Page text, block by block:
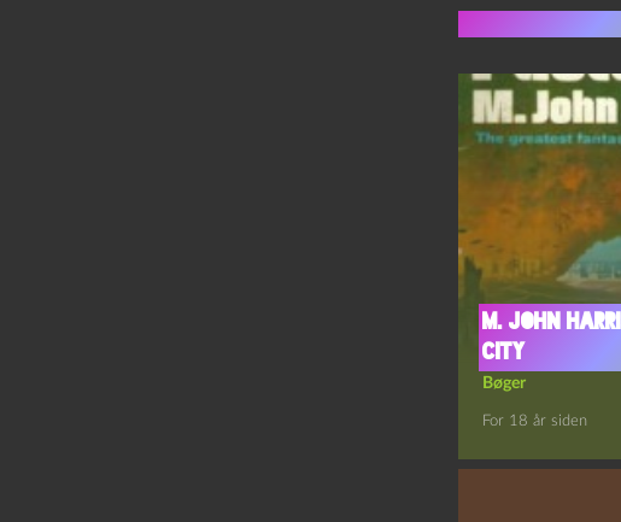
M. John
City
Bøger
For 18 år siden